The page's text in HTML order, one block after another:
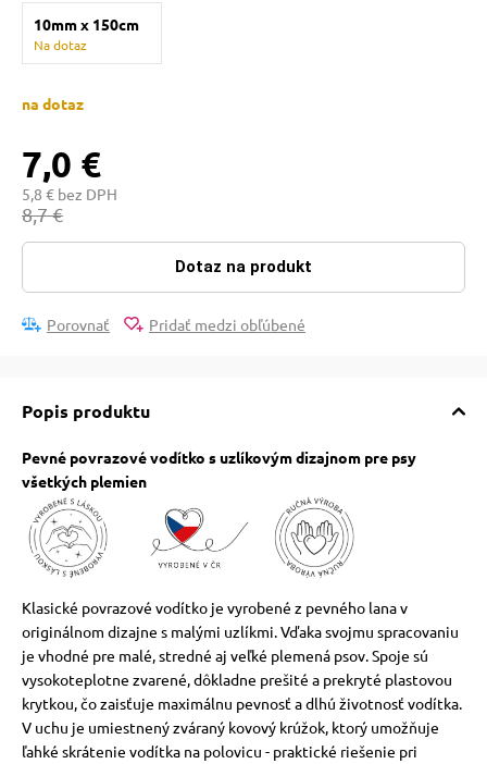
poukazy
podložky
10mm x 150cm
Na dotaz
na dotaz
7,0 €
5,8 € bez DPH
8,7 €
Dotaz na produkt
Porovnať Pridať medzi obľúbené
Popis produktu
Pevné povrazové vodítko s uzlíkovým dizajnom pre psy
všetkých plemien
Klasické povrazové vodítko je vyrobené z pevného lana v
originálnom dizajne s malými uzlíkmi. Vďaka svojmu spracovaniu
je vhodné pre malé, stredné aj veľké plemená psov. Spoje sú
vysokoteplotne zvarené, dôkladne prešité a prekryté plastovou
krytkou, čo zaisťuje maximálnu pevnosť a dlhú životnosť vodítka.
V uchu je umiestnený zváraný kovový krúžok, ktorý umožňuje
ľahké skrátenie vodítka na polovicu - praktické riešenie pri